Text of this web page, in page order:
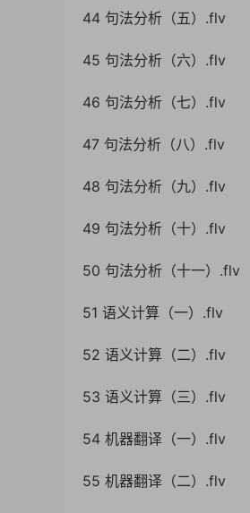
44 句法分析（五）.flv
45 句法分析（六）.flv
46 句法分析（七）.flv
47 句法分析（八）.flv
48 句法分析（九）.flv
49 句法分析（十）.flv
50 句法分析（十一）.flv
51 语义计算（一）.flv
52 语义计算（二）.flv
53 语义计算（三）.flv
54 机器翻译（一）.flv
55 机器翻译（二）.flv